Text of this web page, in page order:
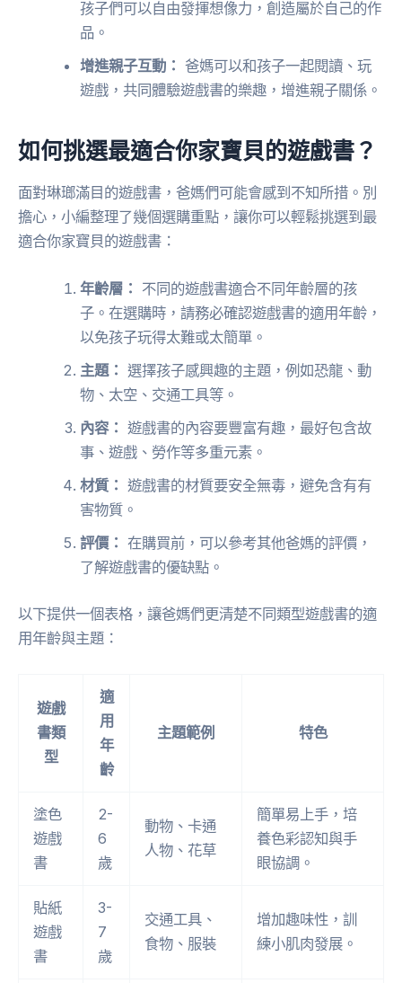
孩子們可以自由發揮想像力，創造屬於自己的作
品。
增進親子互動： 爸媽可以和孩子一起閱讀、玩
遊戲，共同體驗遊戲書的樂趣，增進親子關係。
如何挑選最適合你家寶貝的遊戲書？
面對琳瑯滿目的遊戲書，爸媽們可能會感到不知所措。別
擔心，小編整理了幾個選購重點，讓你可以輕鬆挑選到最
適合你家寶貝的遊戲書：
年齡層： 不同的遊戲書適合不同年齡層的孩
子。在選購時，請務必確認遊戲書的適用年齡，
以免孩子玩得太難或太簡單。
主題： 選擇孩子感興趣的主題，例如恐龍、動
物、太空、交通工具等。
內容： 遊戲書的內容要豐富有趣，最好包含故
事、遊戲、勞作等多重元素。
材質： 遊戲書的材質要安全無毒，避免含有有
害物質。
評價： 在購買前，可以參考其他爸媽的評價，
了解遊戲書的優缺點。
以下提供一個表格，讓爸媽們更清楚不同類型遊戲書的適
用年齡與主題：
遊戲
書類
型
適
用
年
齡
主題範例 特色
塗色
遊戲
書
2-
6
歲
動物、卡通
人物、花草
簡單易上手，培
養色彩認知與手
眼協調。
貼紙
遊戲
書
3-
7
歲
交通工具、
食物、服裝
增加趣味性，訓
練小肌肉發展。